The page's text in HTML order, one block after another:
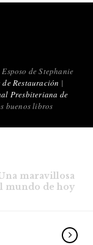
de Stephanie
de Restauración |
Presbiteriana de
buenos libros
maravillosa
mundo de hoy